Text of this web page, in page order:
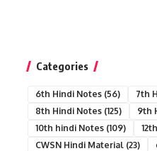
Categories
6th Hindi Notes (56) 7th
8th Hindi Notes (125) 9th
10th hindi Notes (109)
CWSN Hindi Material (23)